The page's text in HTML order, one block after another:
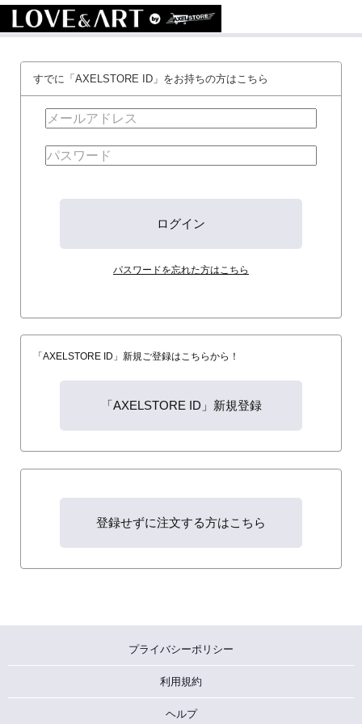
すでに「AXELSTORE ID」をお持ちの方はこちら
パスワードを忘れた方はこちら
「AXELSTORE ID」新規ご登録はこちらから！